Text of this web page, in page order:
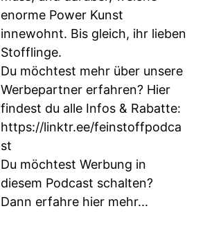
enorme Power Kunst
innewohnt. Bis gleich, ihr lieben
Stofflinge.
Du möchtest mehr über unsere
Werbepartner erfahren? Hier
findest du alle Infos & Rabatte:
https://linktr.ee/feinstoffpodca
st
Du möchtest Werbung in
diesem Podcast schalten?
Dann erfahre hier mehr...